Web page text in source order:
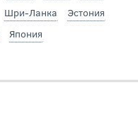
Шри-Ланка
Эстония
Япония